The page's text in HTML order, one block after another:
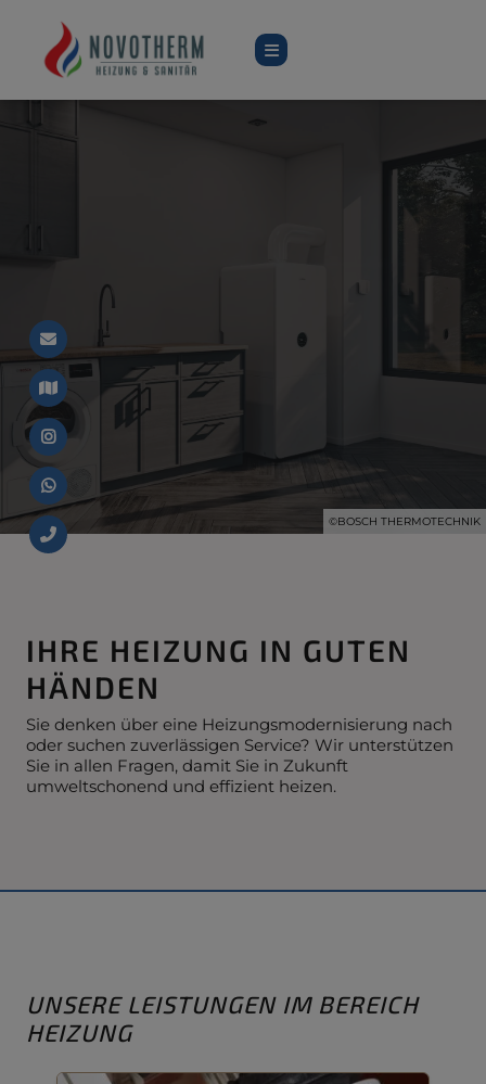
©BOSCH THERMOTECHNIK
IHRE HEIZUNG IN GUTEN
HÄNDEN
Sie denken über eine Heizungsmodernisierung nach
oder suchen zuverlässigen Service? Wir unterstützen
Sie in allen Fragen, damit Sie in Zukunft
umweltschonend und effizient heizen.
UNSERE LEISTUNGEN IM BEREICH
HEIZUNG